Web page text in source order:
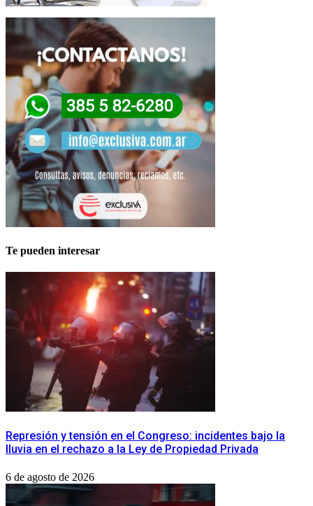
Te pueden interesar
Represión y tensión en el Congreso: incidentes bajo la
lluvia en el rechazo a la Ley de Propiedad Privada
6 de agosto de 2026